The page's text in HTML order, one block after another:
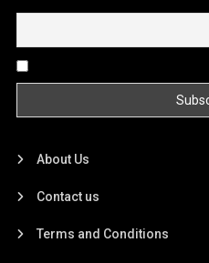
About Us
Contact us
Terms and Conditions